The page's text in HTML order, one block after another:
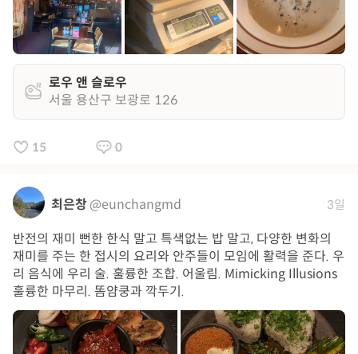
로우 앤 슬로우
서울 용산구 보광로 126
15 0
최은창@eunchangmd 3일
반전의 재미 뻔한 한식 말고 특색없는 밥 말고, 다양한 변화의
재미를 주는 한 접시의 요리와 안주들이 모임에 활력을 준다. 우
리 음식에 우리 술. 훌륭한 조합. 어울림. Mimicking Illusions
훌륭한 마무리. 똠얌쿵과 깍두기.